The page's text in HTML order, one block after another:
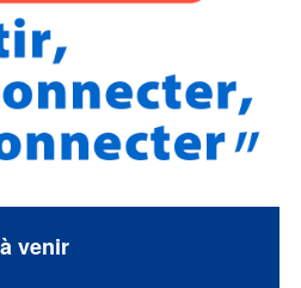
venir